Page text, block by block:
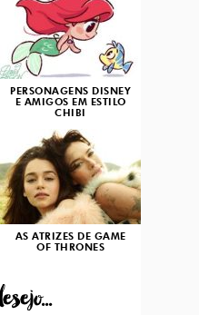
PERSONAGENS DISNEY
E AMIGOS EM ESTILO
CHIBI
AS ATRIZES DE GAME
OF THRONES